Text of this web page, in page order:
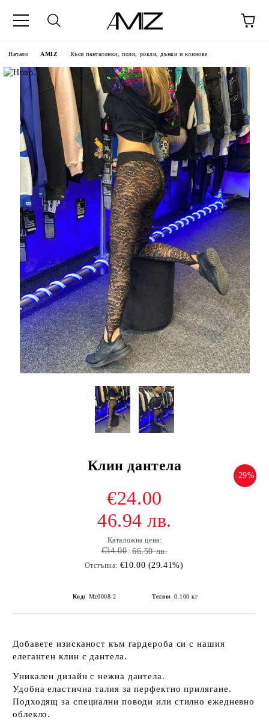
Начало AMIZ Къси панталонки, поли, рокли, дънки и клинове
Клин дантела
-29%
€24.00
46.94 лв.
Каталожна цена:
€34.00 66.50 лв.
Отстъпка: €10.00 (29.41%)
Код: Mz0008-2 Тегло: 0.100 кг
Добавете изисканост към гардероба си с нашия
елегантен клин с дантела.
Уникален дизайн с нежна дантела.
Удобна еластична талия за перфектно прилягане.
Подходящ за специални поводи или стилно ежедневно
облекло.